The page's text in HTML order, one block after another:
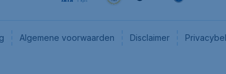
Algemene voorwaarden Disclaimer